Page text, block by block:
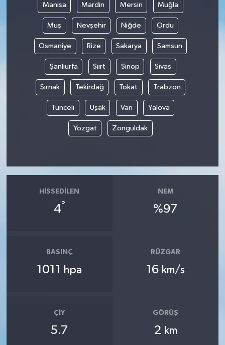
Manisa Mardin Mersin Muğla
Muş Nevşehir Niğde Ordu
Osmaniye Rize Sakarya Samsun
Şanlıurfa Siirt Sinop Sivas
Şırnak Tekirdağ Tokat Trabzon
Tunceli Uşak Van Yalova
Yozgat Zonguldak
HISSEDILEN
4°
NEM
%97
BASINÇ
1011 hpa
RÜZGAR
16 km/s
ÇIY
5.7
GÖRÜŞ
2 km